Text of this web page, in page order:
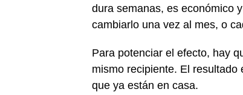
dura semanas, es económico
cambiarlo una vez al mes, o
Para potenciar el efecto, hay
mismo recipiente. El
que ya están en casa.